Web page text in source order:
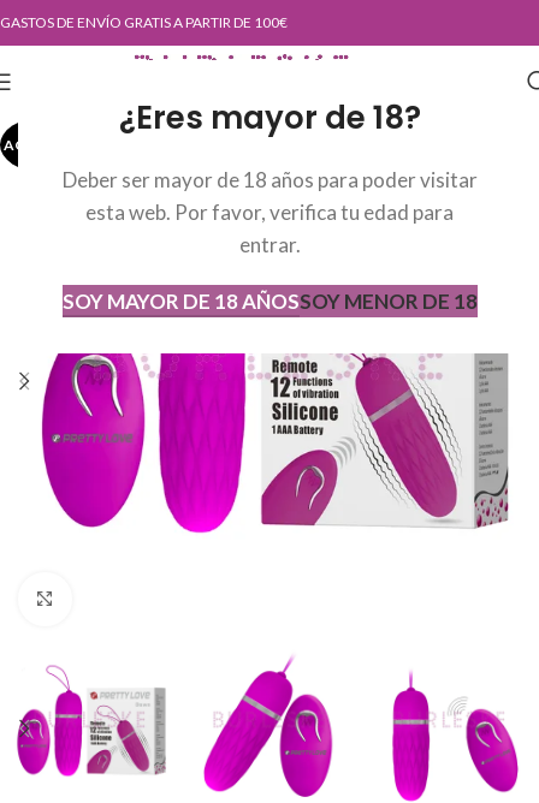
¿Eres mayor de 18?
Deber ser mayor de 18 años para poder visitar
esta web. Por favor, verifica tu edad para
entrar.
SOY MAYOR DE 18 AÑOSSOY MENOR DE 18
GASTOS DE ENVÍO GRATIS A PARTIR DE 100€
AGOT
AGOTADO